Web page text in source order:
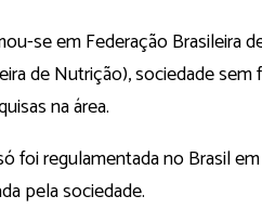
se em Federação Brasileira
de Nutrição), sociedade
na área.
foi regulamentada no Brasil
pela sociedade.